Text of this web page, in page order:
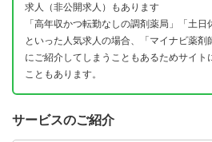
求人（非公開求人）もあります
「高年収かつ転勤なしの調剤薬局」「土日
といった人気求人の場合、「マイナビ薬剤
にご紹介してしまうこともあるためサイ
こともあります。
サービスのご紹介